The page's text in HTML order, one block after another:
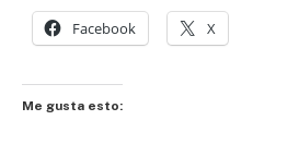
Facebook X
Me gusta esto: